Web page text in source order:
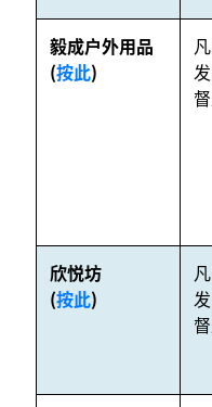
毅成户外用品
(按此)
欣悦坊
(按此)